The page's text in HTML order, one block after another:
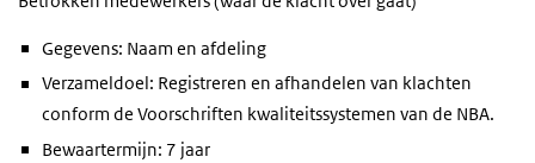
Gegevens: Naam en afdeling
Verzameldoel: Registreren en afhandelen van klachten
conform de Voorschriften kwaliteitssystemen van de NBA.
Bewaartermijn: 7 jaar